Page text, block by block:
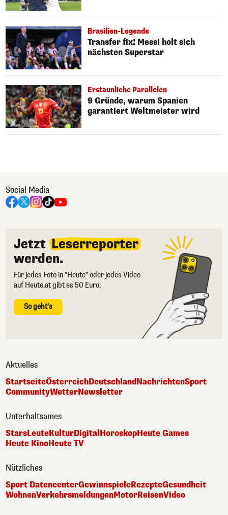
Brasilien-Legende
Transfer fix! Messi holt sich
nächsten Superstar
Erstaunliche Parallelen
9 Gründe, warum Spanien
garantiert Weltmeister wird
Social Media
Jetzt Leserreporter
werden.
Für jedes Foto in "Heute" oder jedes Video
auf Heute.at gibt es 50 Euro.
So geht's
Aktuelles
StartseiteÖsterreichDeutschlandNachrichtenSport
CommunityWetterNewsletter
Unterhaltsames
StarsLeuteKulturDigitalHoroskopHeute Games
Heute KinoHeute TV
Nützliches
Sport DatencenterGewinnspieleRezepteGesundheit
WohnenVerkehrsmeldungenMotorReisenVideo